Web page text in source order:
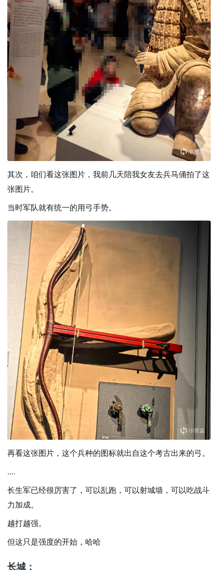
其次，咱们看这张图片，我前几天陪我女友去兵马俑拍了这
张图片。
当时军队就有统一的用弓手势。
再看这张图片，这个兵种的图标就出自这个考古出来的弓。
....
长生军已经很厉害了，可以乱跑，可以射城墙，可以吃战斗
力加成。
越打越强。
但这只是强度的开始，哈哈
长城：